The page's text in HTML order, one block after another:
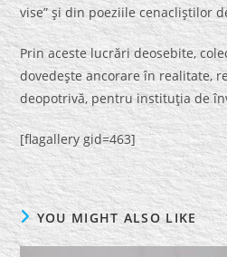
vise” şi din poeziile cenacliştilor
Prin aceste lucrări deosebite,
dovedeşte ancorare în realitate,
deopotrivă, pentru instituţia de
[flagallery gid=463]
YOU MIGHT ALSO LIKE